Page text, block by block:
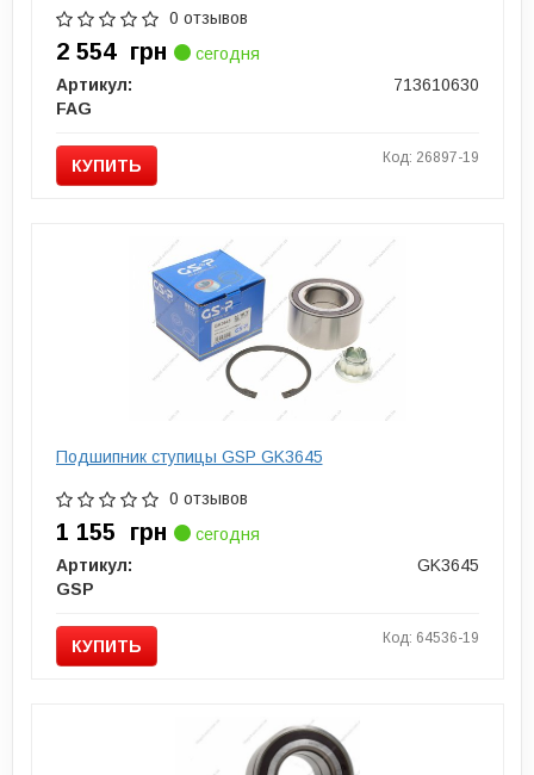
0 отзывов
2 554 грн
сегодня
Артикул:
713610630
FAG
КУПИТЬ Код: 26897-19
Подшипник ступицы GSP GK3645
0 отзывов
1 155 грн
сегодня
Артикул:
GK3645
GSP
КУПИТЬ Код: 64536-19